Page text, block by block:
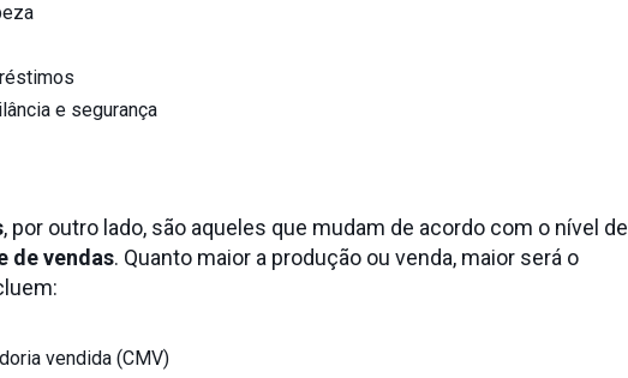
e segurança
, por outro lado, são aqueles que mudam de acordo com o nível de
de vendas. Quanto maior a produção ou venda, maior será o
vendida (CMV)